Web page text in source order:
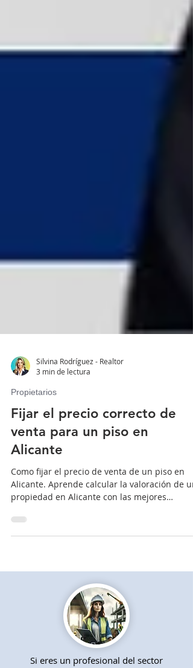
Silvina Rodríguez - Realtor
Propietarios
Fijar el precio correcto de
Alicante
Como fijar el precio de venta de un piso en
Alicante. Aprende calcular la valoración de una
técnicas.